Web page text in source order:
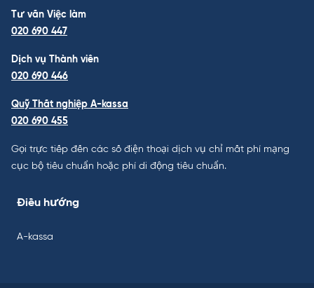
Tư vấn Việc làm
020 690 447
Dịch vụ Thành viên
020 690 446
Quỹ Thất nghiệp A-kassa
020 690 455
Gọi trực tiếp đến các số điện thoại dịch vụ chỉ mất phí mạng
cục bộ tiêu chuẩn hoặc phí di động tiêu chuẩn.
Điều hướng
A-kassa